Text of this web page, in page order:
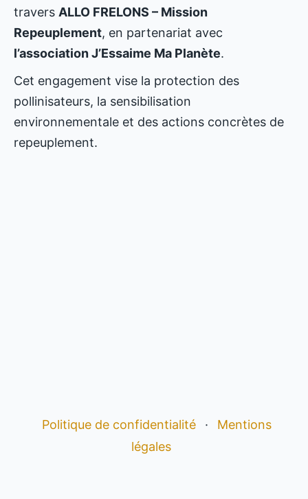
travers ALLO FRELONS – Mission
Repeuplement, en partenariat avec
l’association J’Essaime Ma Planète.
Cet engagement vise la protection des
pollinisateurs, la sensibilisation
environnementale et des actions concrètes de
repeuplement.
Politique de confidentialité ·
Mentions
légales